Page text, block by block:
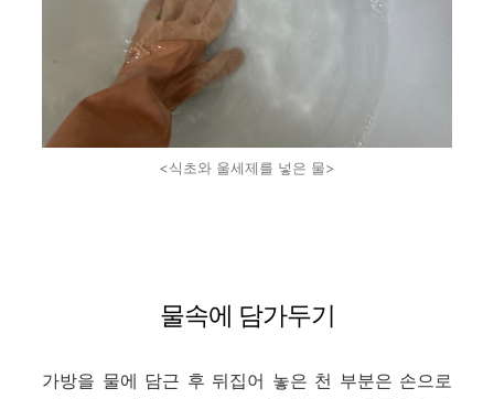
<식초와 울세제를 넣은 물>
물속에 담가두기
가방을 물에 담근 후 뒤집어 놓은 천 부분은 손으로